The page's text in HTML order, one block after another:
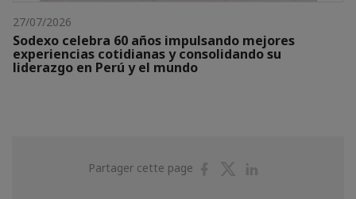
27/07/2026
Sodexo celebra 60 años impulsando mejores
experiencias cotidianas y consolidando su
liderazgo en Perú y el mundo
Partager cette page
PartagerPartager